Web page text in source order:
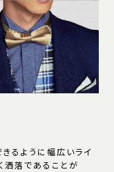
るように幅広いライ
洒落であることが